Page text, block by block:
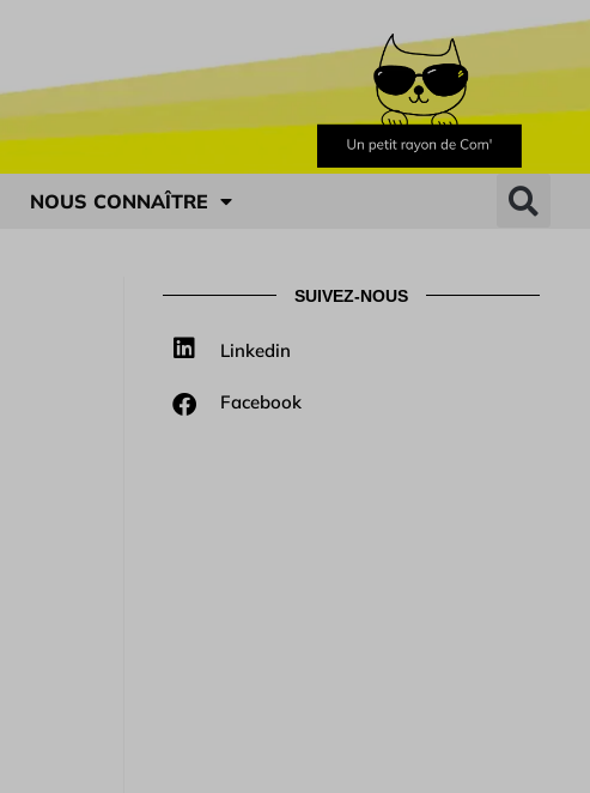
NOUS CONNAÎTRE
SUIVEZ-NOUS
Linkedin
Facebook